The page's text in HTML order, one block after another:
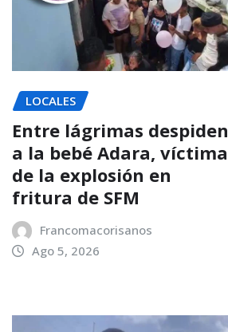
LOCALES
Entre lágrimas despiden
a la bebé Adara, víctima
de la explosión en
fritura de SFM
Francomacorisanos
Ago 5, 2026